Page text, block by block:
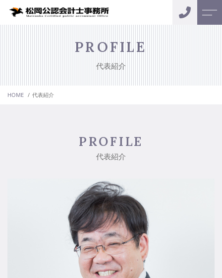
料金プラン
お電話でのお問い合わせ
0120-311-072
PROFILE
代表紹介
HOME 代表紹介
PROFILE
代表紹介